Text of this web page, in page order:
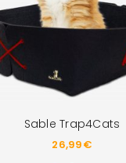
Sable Trap4Cats
26,99€